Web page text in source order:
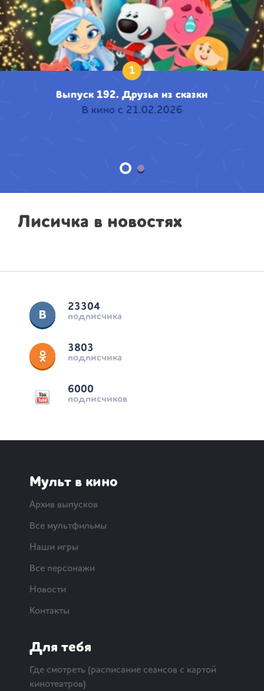
1
Выпуск 192. Друзья из сказки
В кино с 21.02.2026
Лисичка в новостях
23304
подписчика
3803
подписчика
6000
подписчиков
Мульт в кино
Архив выпусков
Все мультфильмы
Наши игры
Все персонажи
Новости
Контакты
Для тебя
Где смотреть (расписание сеансов с картой
кинотеатров)